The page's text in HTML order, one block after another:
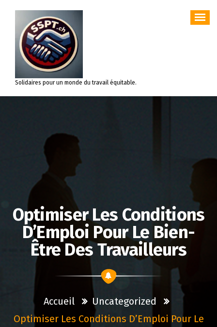
contenu
Solidaires pour un monde du travail équitable.
Optimiser Les Conditions
D’Emploi Pour Le Bien-
Être Des Travailleurs
Accueil
Uncategorized
Optimiser Les Conditions D’Emploi Pour Le